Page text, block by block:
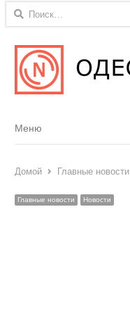
Найти:
Menu
Меню
Домой Главные новости
Главные новости Новости